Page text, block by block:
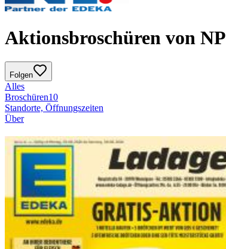
Aktionsbroschüren von NP
Folgen
Alles
Broschüren10
Standorte, Öffnungszeiten
Über